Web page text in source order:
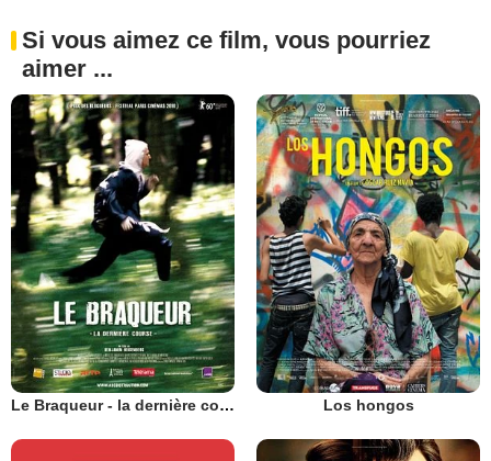
Si vous aimez ce film, vous pourriez
aimer ...
Le Braqueur - la dernière course Los hongos